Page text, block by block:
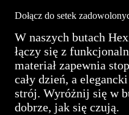
Dołącz do setek
W naszych butach
łączy się z
materiał zapewnia
cały dzień, a
strój. Wyróżnij się w
dobrze, jak się czują.